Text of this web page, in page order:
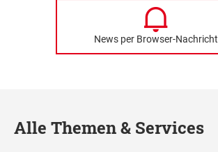
News per Browser-Nachricht
Alle Themen & Services